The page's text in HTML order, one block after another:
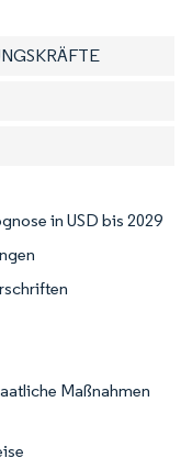
in USD bis 2029
Maßnahmen